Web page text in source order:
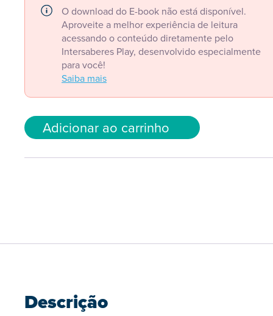
O download do E-book não está disponível.
Aproveite a melhor experiência de leitura
acessando o conteúdo diretamente pelo
Intersaberes Play, desenvolvido especialmente
para você!
Saiba mais
Adicionar ao carrinho
Descrição